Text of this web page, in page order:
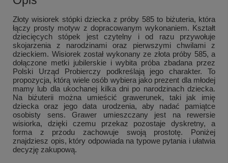
Złoty wisiorek stópki dziecka z próby 585 to biżuteria, która
łączy prosty motyw z dopracowanym wykonaniem. Kształt
dziecięcych stópek jest czytelny i od razu przywołuje
skojarzenia z narodzinami oraz pierwszymi chwilami z
dzieckiem. Wisiorek został wykonany ze złota próby 585, a
dołączone metki jubilerskie i wybita próba zbadana przez
Polski Urząd Probierczy podkreślają jego charakter. To
propozycja, którą wiele osób wybiera jako prezent dla młodej
mamy lub dla ukochanej kilka dni po narodzinach dziecka.
Na biżuterii można umieścić grawerunek, taki jak imię
dziecka oraz jego data urodzenia, aby nadać pamiątce
osobisty sens. Grawer umieszczany jest na rewersie
wisiorka, dzięki czemu przekaz pozostaje dyskretny, a
forma z przodu zachowuje swoją prostotę. Poniżej
znajdziesz opis, który odpowiada na typowe pytania i ułatwia
decyzję zakupową.